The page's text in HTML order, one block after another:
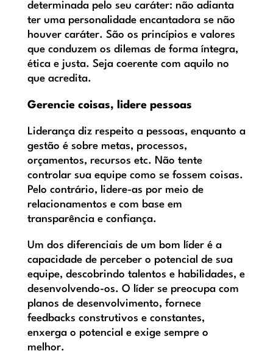
determinada pelo seu caráter: não adianta
ter uma personalidade encantadora se não
houver caráter. São os princípios e valores
que conduzem os dilemas de forma íntegra,
ética e justa. Seja coerente com aquilo no
que acredita.
Gerencie coisas, lidere pessoas
Liderança diz respeito a pessoas, enquanto a
gestão é sobre metas, processos,
orçamentos, recursos etc. Não tente
controlar sua equipe como se fossem coisas.
Pelo contrário, lidere-as por meio de
relacionamentos e com base em
transparência e confiança.
Um dos diferenciais de um bom líder é a
capacidade de perceber o potencial de sua
equipe, descobrindo talentos e habilidades, e
desenvolvendo-os. O líder se preocupa com
planos de desenvolvimento, fornece
feedbacks construtivos e constantes,
enxerga o potencial e exige sempre o
melhor.